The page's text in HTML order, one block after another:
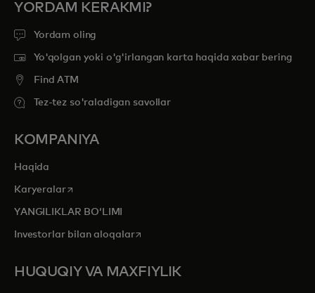
YORDAM KERAKMI?
Yordam oling
Yo'qolgan yoki o'g'irlangan karta haqida xabar bering
Find ATM
Tez-tez so'raladigan savollar
KOMPANIYA
Haqida
Karyeralaropens in a new tab
YANGILIKLAR BOʻLIMI
Investorlar bilan aloqalaropens in a new tab
HUQUQIY VA MAXFIYLIK